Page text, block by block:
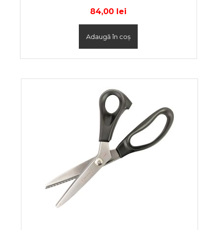
84,00 lei
Adaugă în coș